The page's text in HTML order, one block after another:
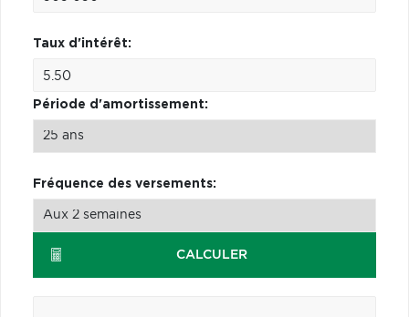
Taux d'intérêt:
Période d'amortissement:
Fréquence des versements:
CALCULER